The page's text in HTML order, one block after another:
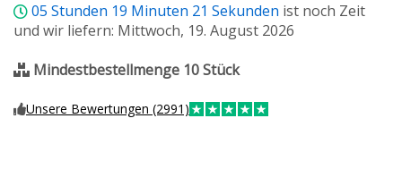
05 Stunden 19 Minuten 20 Sekunden ist noch Zeit
und wir liefern: Mittwoch, 19. August 2026
Mindestbestellmenge 10 Stück
Unsere Bewertungen (2991)